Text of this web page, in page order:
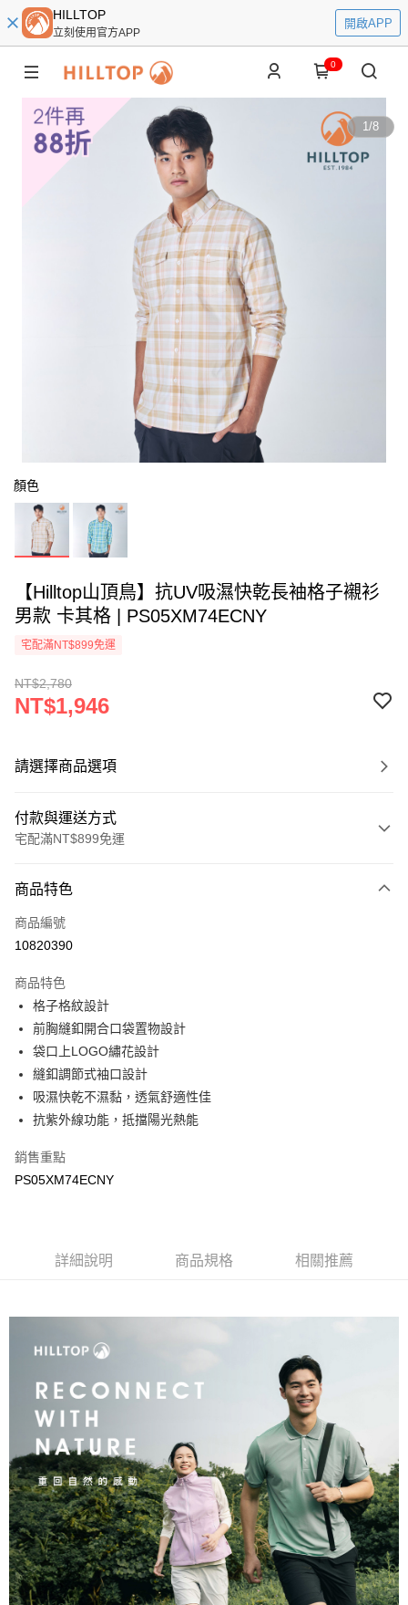
HILLTOP
立刻使用官方APP
開啟APP
0
1/8
顏色
【Hilltop山頂鳥】抗UV吸濕快乾長袖格子襯衫
男款 卡其格 | PS05XM74ECNY
宅配滿NT$899免運
NT$2,780
NT$1,946
請選擇商品選項
付款與運送方式
宅配滿NT$899免運
信用卡一次付款
LINE Pay
悠遊付
Google Pay
運送方式
宅配(離島)
商品特色
商品編號
10820390
商品特色
格子格紋設計
前胸縫釦開合口袋置物設計
袋口上LOGO繡花設計
縫釦調節式袖口設計
吸濕快乾不濕黏，透氣舒適性佳
抗紫外線功能，抵擋陽光熱能
銷售重點
PS05XM74ECNY
詳細說明 商品規格 相關推薦